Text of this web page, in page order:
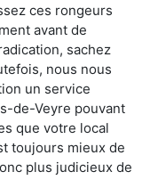
ces rongeurs
avant de
sachez
nous nous
un service
de-Veyre pouvant
que votre local
toujours mieux de
plus judicieux de